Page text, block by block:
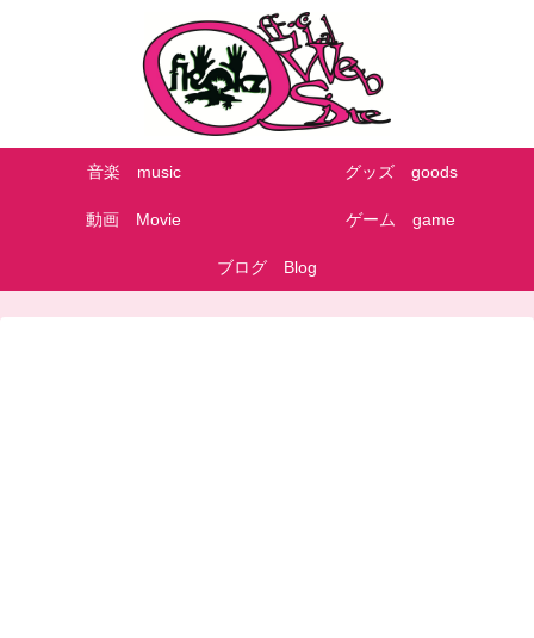
音楽 music グッズ goods
動画 Movie ゲーム game
ブログ Blog